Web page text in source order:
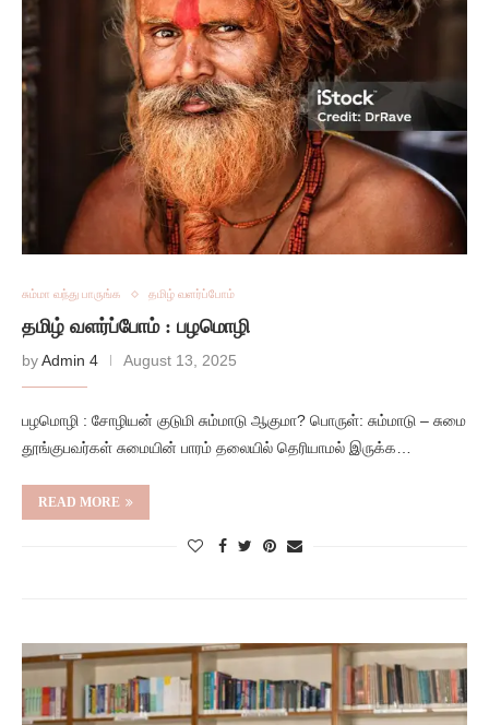
சும்மா வந்து பாருங்க தமிழ் வளர்ப்போம்
தமிழ் வளர்ப்போம் : பழமொழி
byAdmin 4 August 13, 2025
பழமொழி : சோழியன் குடுமி சும்மாடு ஆகுமா? பொருள்: சும்மாடு – சுமை
தூங்குபவர்கள் சுமையின் பாரம் தலையில் தெரியாமல் இருக்க…
READ MORE